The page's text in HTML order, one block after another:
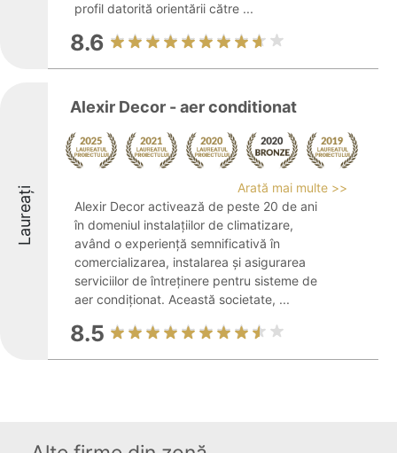
profil datorită orientării către ...
8.6
Laureați
Alexir Decor - aer conditionat
Arată mai multe >>
Alexir Decor activează de peste 20 de ani
în domeniul instalațiilor de climatizare,
având o experiență semnificativă în
comercializarea, instalarea și asigurarea
serviciilor de întreținere pentru sisteme de
aer condiționat. Această societate, ...
8.5